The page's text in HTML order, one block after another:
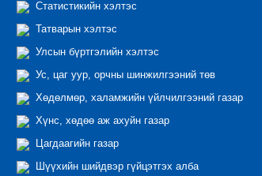
Статистикийн хэлтэс
Татварын хэлтэс
Улсын бүртгэлийн хэлтэс
Ус, цаг уур, орчны шинжилгээний төв
Хөдөлмөр, халамжийн үйлчилгээний газар
Хүнс, хөдөө аж ахуйн газар
Цагдаагийн газар
Шүүхийн шийдвэр гүйцэтгэх алба